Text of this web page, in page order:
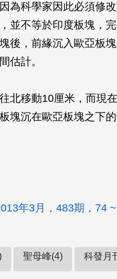
為科學家因此必須修
並不等於印度板塊，
後，前緣沉入歐亞板
估計。
北移動10厘米，而現
塊沉在歐亞板塊之下
年3月，483期，74
聖母峰(4) 科發月